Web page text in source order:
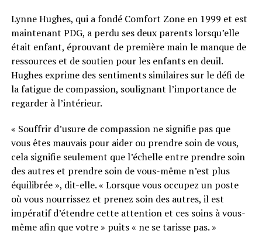
Lynne Hughes, qui a fondé Comfort Zone en 1999 et est
maintenant PDG, a perdu ses deux parents lorsqu’elle
était enfant, éprouvant de première main le manque de
ressources et de soutien pour les enfants en deuil.
Hughes exprime des sentiments similaires sur le défi de
la fatigue de compassion, soulignant l’importance de
regarder à l’intérieur.
« Souffrir d’usure de compassion ne signifie pas que
vous êtes mauvais pour aider ou prendre soin de vous,
cela signifie seulement que l’échelle entre prendre soin
des autres et prendre soin de vous-même n’est plus
équilibrée », dit-elle. « Lorsque vous occupez un poste
où vous nourrissez et prenez soin des autres, il est
impératif d’étendre cette attention et ces soins à vous-
même afin que votre » puits « ne se tarisse pas. »